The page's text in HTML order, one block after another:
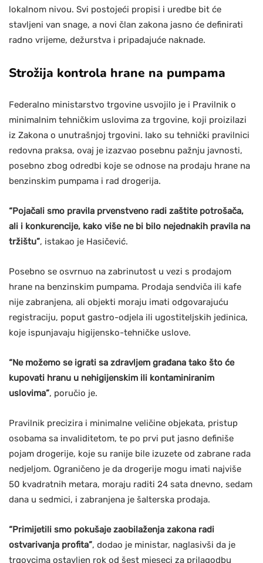
lokalnom nivou. Svi postojeći propisi i uredbe bit će
stavljeni van snage, a novi član zakona jasno će definirati
radno vrijeme, dežurstva i pripadajuće naknade.
Strožija kontrola hrane na pumpama
Federalno ministarstvo trgovine usvojilo je i Pravilnik o
minimalnim tehničkim uslovima za trgovine, koji proizilazi
iz Zakona o unutrašnjoj trgovini. Iako su tehnički pravilnici
redovna praksa, ovaj je izazvao posebnu pažnju javnosti,
posebno zbog odredbi koje se odnose na prodaju hrane na
benzinskim pumpama i rad drogerija.
“Pojačali smo pravila prvenstveno radi zaštite potrošača,
ali i konkurencije, kako više ne bi bilo nejednakih pravila na
tržištu”, istakao je Hasičević.
Posebno se osvrnuo na zabrinutost u vezi s prodajom
hrane na benzinskim pumpama. Prodaja sendviča ili kafe
nije zabranjena, ali objekti moraju imati odgovarajuću
registraciju, poput gastro-odjela ili ugostiteljskih jedinica,
koje ispunjavaju higijensko-tehničke uslove.
“Ne možemo se igrati sa zdravljem građana tako što će
kupovati hranu u nehigijenskim ili kontaminiranim
uslovima”, poručio je.
Pravilnik precizira i minimalne veličine objekata, pristup
osobama sa invaliditetom, te po prvi put jasno definiše
pojam drogerije, koje su ranije bile izuzete od zabrane rada
nedjeljom. Ograničeno je da drogerije mogu imati najviše
50 kvadratnih metara, moraju raditi 24 sata dnevno, sedam
dana u sedmici, i zabranjena je šalterska prodaja.
“Primijetili smo pokušaje zaobilaženja zakona radi
ostvarivanja profita”, dodao je ministar, naglasivši da je
trgovcima ostavljen rok od šest mjeseci za prilagodbu